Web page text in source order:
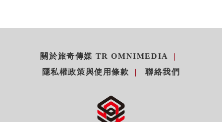
關於旅奇傳媒 TR OMNIMEDIA
隱私權政策與使用條款
聯絡我們